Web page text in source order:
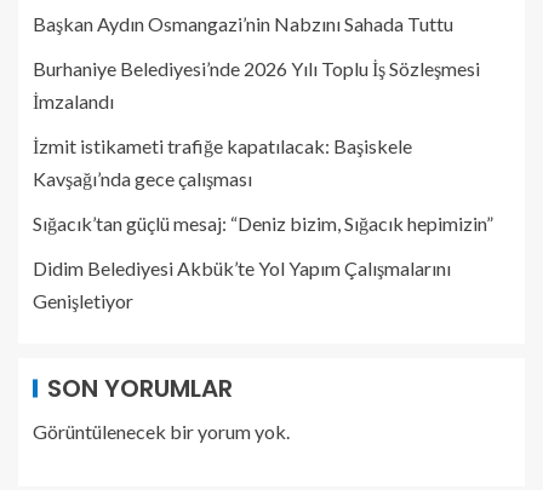
Başkan Aydın Osmangazi’nin Nabzını Sahada Tuttu
Burhaniye Belediyesi’nde 2026 Yılı Toplu İş Sözleşmesi
İmzalandı
İzmit istikameti trafiğe kapatılacak: Başiskele
Kavşağı’nda gece çalışması
Sığacık’tan güçlü mesaj: “Deniz bizim, Sığacık hepimizin”
Didim Belediyesi Akbük’te Yol Yapım Çalışmalarını
Genişletiyor
SON YORUMLAR
Görüntülenecek bir yorum yok.